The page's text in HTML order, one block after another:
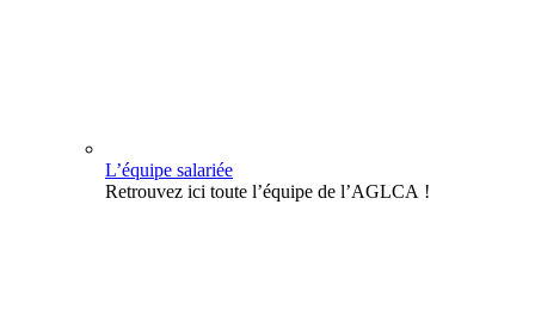
L’équipe salariée
Retrouvez ici toute l’équipe de l’AGLCA !